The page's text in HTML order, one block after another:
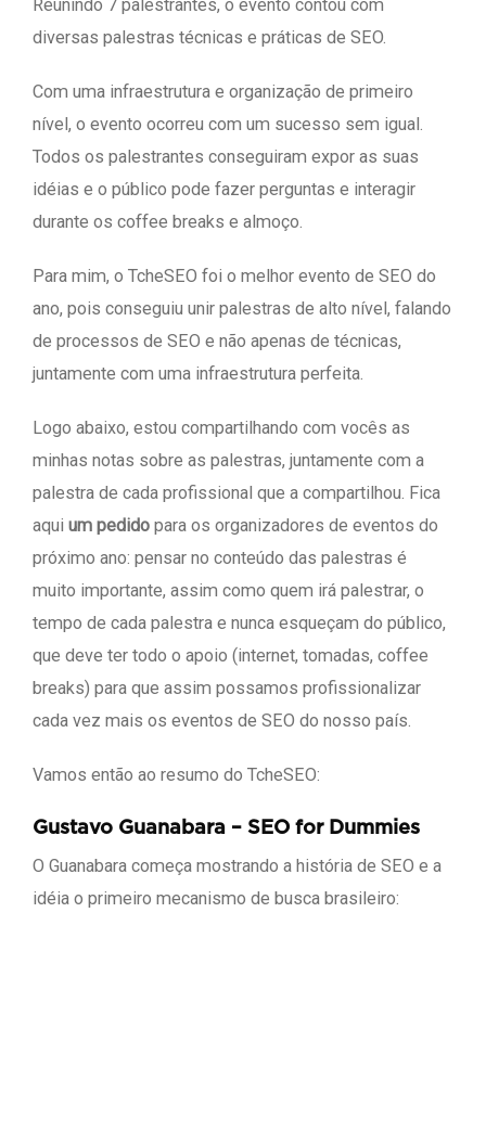
Reunindo 7 palestrantes, o evento contou com
diversas palestras técnicas e práticas de SEO.
Com uma infraestrutura e organização de primeiro
nível, o evento ocorreu com um sucesso sem igual.
Todos os palestrantes conseguiram expor as suas
idéias e o público pode fazer perguntas e interagir
durante os coffee breaks e almoço.
Para mim, o TcheSEO foi o melhor evento de SEO do
ano, pois conseguiu unir palestras de alto nível, falando
de processos de SEO e não apenas de técnicas,
juntamente com uma infraestrutura perfeita.
Logo abaixo, estou compartilhando com vocês as
minhas notas sobre as palestras, juntamente com a
palestra de cada profissional que a compartilhou. Fica
aqui um pedido para os organizadores de eventos do
próximo ano: pensar no conteúdo das palestras é
muito importante, assim como quem irá palestrar, o
tempo de cada palestra e nunca esqueçam do público,
que deve ter todo o apoio (internet, tomadas, coffee
breaks) para que assim possamos profissionalizar
cada vez mais os eventos de SEO do nosso país.
Vamos então ao resumo do TcheSEO:
Gustavo Guanabara – SEO for Dummies
O Guanabara começa mostrando a história de SEO e a
idéia o primeiro mecanismo de busca brasileiro: